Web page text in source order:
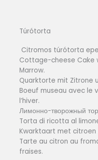
Túrótorta
Citromos túrótorta
Cottage-cheese Cake
Marrow.
Quarktorte mit Zitrone
Boeuf museau avec le
l’hiver.
Лимонно-творожный
Torta di ricotta al
Kwarktaart met citroen
Tarte au citron au
fraises.